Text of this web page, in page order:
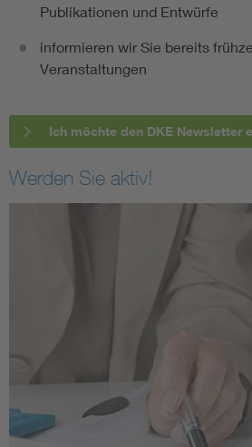
Publikationen und Entwürfe
informieren wir Sie bereits
Veranstaltungen
Ich möchte den DKE Newsletter
Werden Sie aktiv!